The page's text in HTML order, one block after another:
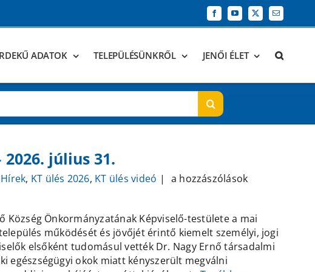
FacebookYouTube
X Email:
ADATOK TELEPÜLÉSÜNKRŐL JENŐI ÉLET
július 31.
Hírek, KT ülés 2026, KT ülés videó |
Soron
ülés
–
2026.
július
a hozzászólások
Község Önkormányzatának Képviselő-testülete a mai
működését és jövőjét érintő kiemelt személyi, jogi
elsőként tudomásul vették Dr. Nagy Ernő társadalmi
egészségügyi okok miatt kényszerült megválni